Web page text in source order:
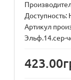
Доступность:
Артикул
Эльф.14.сер-